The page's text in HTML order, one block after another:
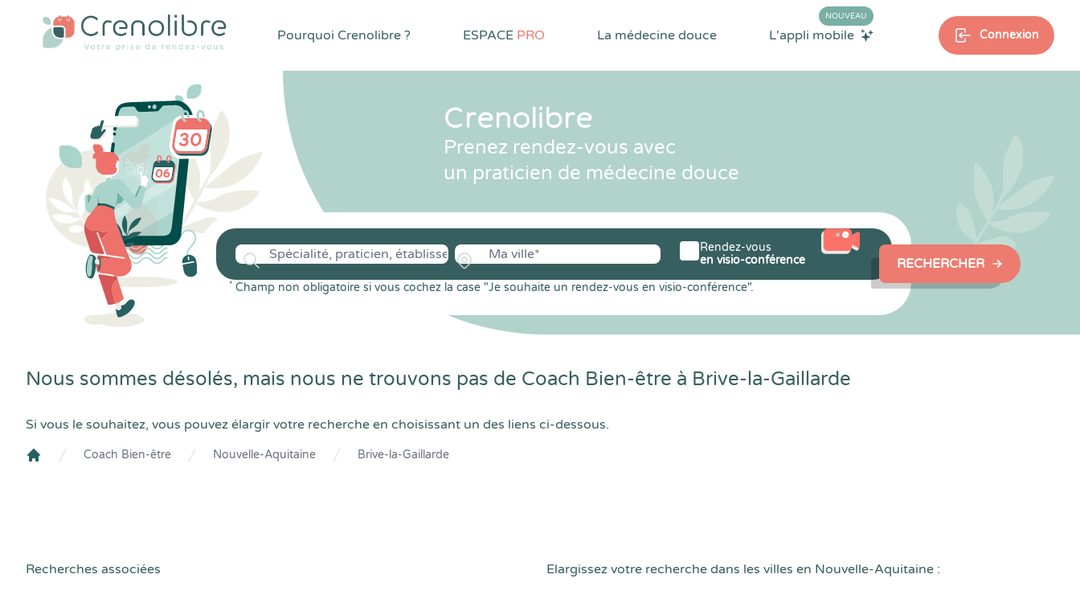
Pourquoi Crenolibre ? ESPACE PRO La médecine douce L'appli mobile
NOUVEAU
Connexion
Crenolibre
Prenez rendez-vous avec
un praticien de médecine douce
* Champ non obligatoire si vous cochez la case "Je souhaite un rendez-vous en visio-conférence".
Rendez-vous
en visio-conférence
RECHERCHER
Nous sommes désolés, mais nous ne trouvons pas de Coach Bien-être à Brive-la-Gaillarde
Si vous le souhaitez, vous pouvez élargir votre recherche en choisissant un des liens ci-dessous.
Coach Bien-être Nouvelle-Aquitaine Brive-la-Gaillarde
Recherches associées Elargissez votre recherche dans les villes en Nouvelle-Aquitaine :